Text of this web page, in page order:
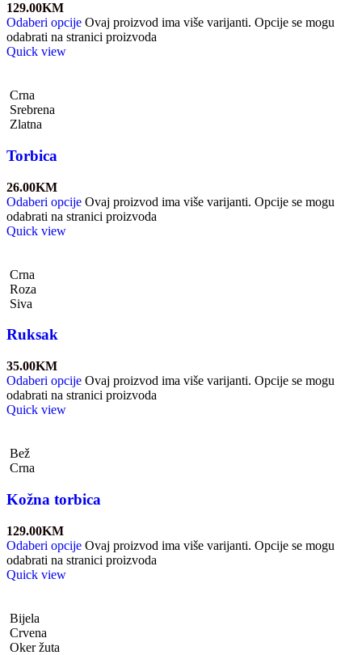
129.00KM
Odaberi opcije Ovaj proizvod ima više varijanti. Opcije se mogu
odabrati na stranici proizvoda
Quick view
Crna
Srebrena
Zlatna
Torbica
26.00KM
Odaberi opcije Ovaj proizvod ima više varijanti. Opcije se mogu
odabrati na stranici proizvoda
Quick view
Crna
Roza
Siva
Ruksak
35.00KM
Odaberi opcije Ovaj proizvod ima više varijanti. Opcije se mogu
odabrati na stranici proizvoda
Quick view
Bež
Crna
Kožna torbica
129.00KM
Odaberi opcije Ovaj proizvod ima više varijanti. Opcije se mogu
odabrati na stranici proizvoda
Quick view
Bijela
Crvena
Oker žuta